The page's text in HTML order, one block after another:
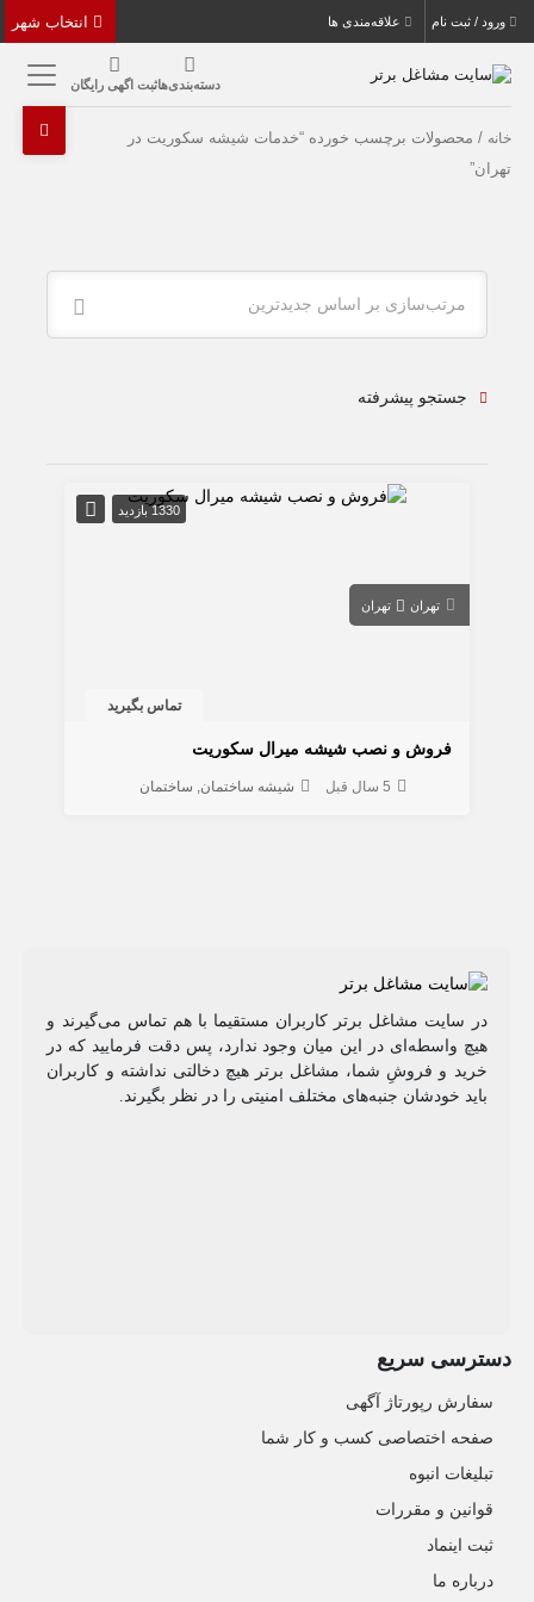
ورود / ثبت نام علاقه‌مندی ها
دسته‌بندی‌هاثبت اگهی رایگان
خانه / محصولات برچسب خورده “خدمات شیشه سکوریت در
تهران”
مرتب‌سازی بر اساس جدیدترین
جستجو پیشرفته
1330 بازدید
تهران تهران
تماس بگیرید
فروش و نصب شیشه میرال سکوریت
5 سال قبل شیشه ساختمان ساختمان
در سایت مشاغل برتر کاربران مستقیما با هم تماس می‌گیرند و
هیچ واسطه‌ای در این میان وجود ندارد، پس دقت فرمایید که در
خرید و فروشِ شما، مشاغل برتر هیچ دخالتی نداشته و کاربران
باید خودشان جنبه‌های مختلف امنیتی را در نظر بگیرند.
دسترسی سریع
سفارش رپورتاژ آگهی
صفحه اختصاصی کسب و کار شما
تبلیغات انبوه
قوانین و مقررات
ثبت اینماد
درباره ما